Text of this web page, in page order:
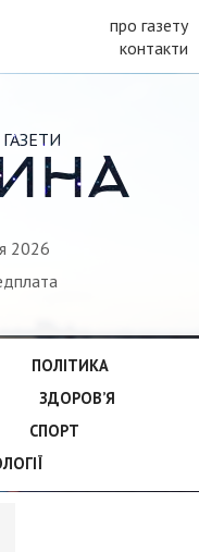
про газету
контакти
2026
ПОЛІТИКА
ЗДОРОВ’Я
СПОРТ